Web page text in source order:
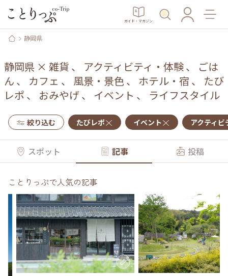
ガイド・マガジン
静岡県
静岡県 × 雑貨 、 アクティビティ・体験、
ごは
ん 、 カフェ 、 風景・景色、 ホテル・宿 、 たび
レポ 、 おみやげ 、 イベント 、 ライフスタイル
絞り込む たびレポ イベント アクティビ
スポット 記事 投稿
ことりっぷで人気の記事